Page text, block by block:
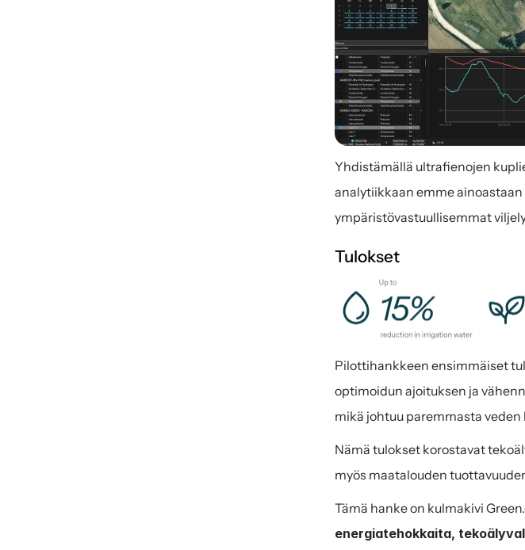
Yhdistämällä ultrafienojen
analytiikkaan emme
ympäristövastuullisemmat
Tulokset
Pilottihankkeen ensimmäiset
optimoidun ajoituksen ja
mikä johtuu paremmasta
Nämä tulokset korostavat
myös maatalouden
energiatehokkaita,